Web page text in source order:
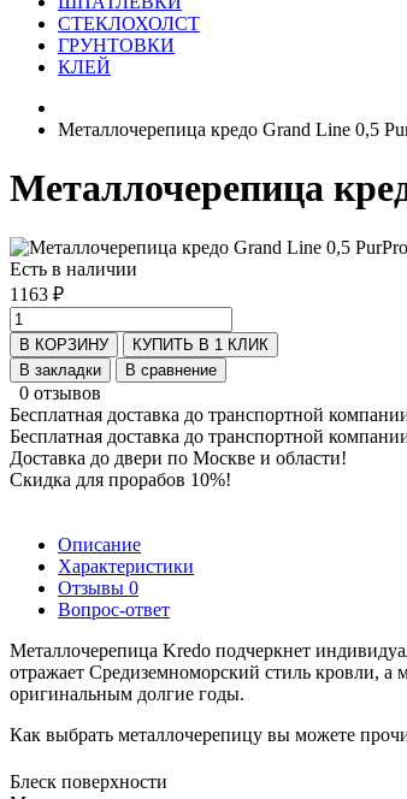
СТЕКЛОХОЛСТ
ГРУНТОВКИ
КЛЕЙ
Металлочерепица кредо Grand Line 0,5
Металлочерепица
Есть в наличии
1163 ₽
В КОРЗИНУ
КУПИТЬ В 1 КЛИК
В закладки
В сравнение
0 отзывов
Бесплатная доставка до транспортной
Бесплатная доставка до транспортной
Доставка до двери по Москве и области!
Скидка для прорабов 10%!
Описание
Характеристики
Отзывы 0
Вопрос-ответ
Металлочерепица Kredo подчеркнет
отражает Средиземноморский стиль кровли,
оригинальным долгие годы.
Как выбрать металлочерепицу вы можете
Блеск поверхности